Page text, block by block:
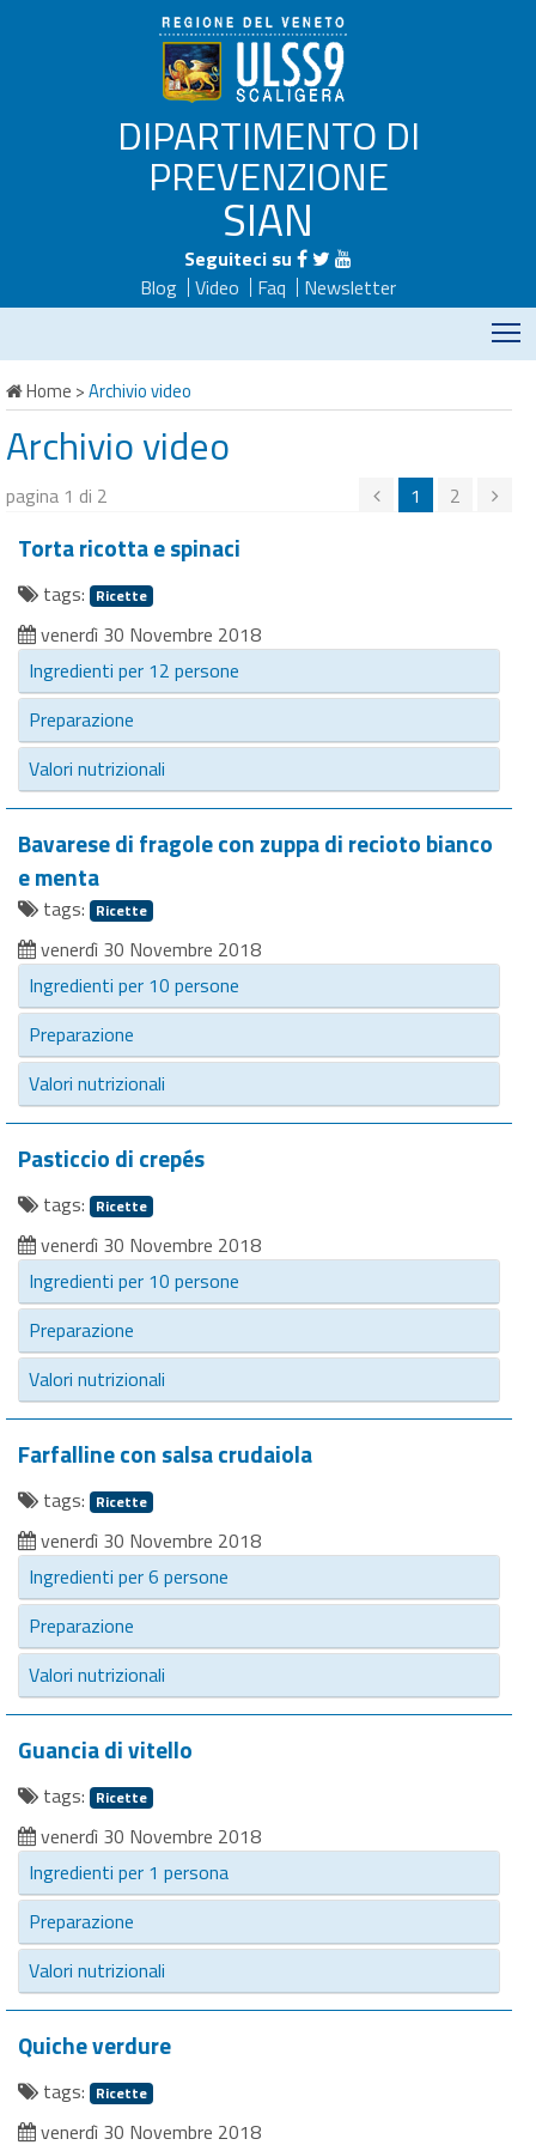
DIPARTIMENTO DI
PREVENZIONE
SIAN
Seguiteci su
Blog
Video Faq
Newsletter
Home >Archivio video
Archivio video
pagina 1 di 2 1 2
Torta ricotta e spinaci
tags: Ricette
venerdì 30 Novembre 2018
Ingredienti per 12 persone
Preparazione
Valori nutrizionali
Bavarese di fragole con zuppa di recioto bianco
e menta
tags: Ricette
venerdì 30 Novembre 2018
Ingredienti per 10 persone
Preparazione
Valori nutrizionali
Pasticcio di crepés
tags: Ricette
venerdì 30 Novembre 2018
Ingredienti per 10 persone
Preparazione
Valori nutrizionali
Farfalline con salsa crudaiola
tags: Ricette
venerdì 30 Novembre 2018
Ingredienti per 6 persone
Preparazione
Valori nutrizionali
Guancia di vitello
tags: Ricette
venerdì 30 Novembre 2018
Ingredienti per 1 persona
Preparazione
Valori nutrizionali
Quiche verdure
tags: Ricette
venerdì 30 Novembre 2018